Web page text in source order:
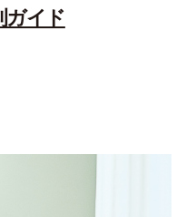
ガイド